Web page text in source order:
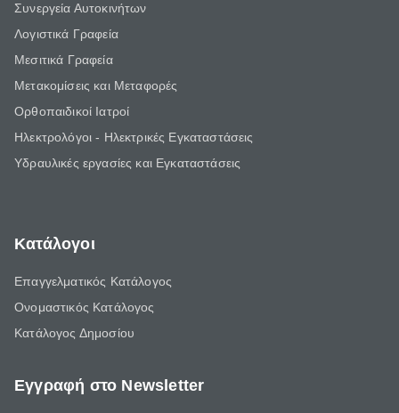
Συνεργεία Αυτοκινήτων
Λογιστικά Γραφεία
Μεσιτικά Γραφεία
Μετακομίσεις και Μεταφορές
Ορθοπαιδικοί Ιατροί
Ηλεκτρολόγοι - Ηλεκτρικές Εγκαταστάσεις
Υδραυλικές εργασίες και Εγκαταστάσεις
Κατάλογοι
Επαγγελματικός Κατάλογος
Ονομαστικός Κατάλογος
Κατάλογος Δημοσίου
Εγγραφή στο Newsletter